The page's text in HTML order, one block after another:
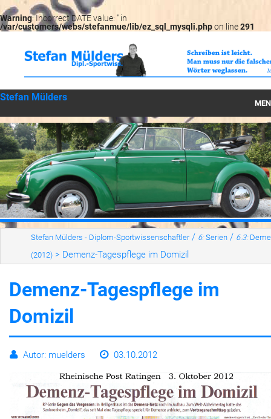
Warning: Incorrect DATE value: '' in
/var/customers/webs/stefanmue/lib/ez_sql_mysqli.phpon line291
Stefan Mülders
Startseite
Können
Wirken
Werte
LesBar
Serien
Leben
Stefan Mülders - Diplom-Sportwissenschaftler / 6:Serien / 6.3:
(2012) > Demenz-Tagespflege im Domizil
Demenz-Tagespflege im
Domizil
Autor: muelders 03.10.2012